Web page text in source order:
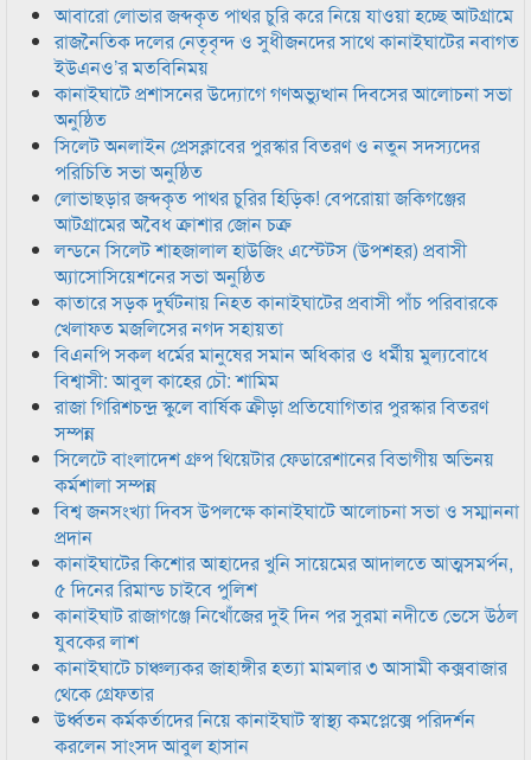
আবারো লোভার জব্দকৃত পাথর চুরি করে নিয়ে যাওয়া হচ্ছে আটগ্রামে
রাজনৈতিক দলের নেতৃবৃন্দ ও সুধীজনদের সাথে কানাইঘাটের নবাগত
ইউএনও’র মতবিনিময়
কানাইঘাটে প্রশাসনের উদ্যোগে গণঅভ্যুত্থান দিবসের আলোচনা সভা
অনুষ্ঠিত
সিলেট অনলাইন প্রেসক্লাবের পুরস্কার বিতরণ ও নতুন সদস্যদের
পরিচিতি সভা অনুষ্ঠিত
লোভাছড়ার জব্দকৃত পাথর চুরির হিড়িক! বেপরোয়া জকিগঞ্জের
আটগ্রামের অবৈধ ক্রাশার জোন চক্র
লন্ডনে সিলেট শাহজালাল হাউজিং এস্টেটস (উপশহর) প্রবাসী
অ্যাসোসিয়েশনের সভা অনুষ্ঠিত
কাতারে সড়ক দুর্ঘটনায় নিহত কানাইঘাটের প্রবাসী পাঁচ পরিবারকে
খেলাফত মজলিসের নগদ সহায়তা
বিএনপি সকল ধর্মের মানুষের সমান অধিকার ও ধর্মীয় মুল্যবোধে
বিশ্বাসী: আবুল কাহের চৌ: শামিম
রাজা গিরিশচন্দ্র স্কুলে বার্ষিক ক্রীড়া প্রতিযোগিতার পুরস্কার বিতরণ
সম্পন্ন
সিলেটে বাংলাদেশ গ্রুপ থিয়েটার ফেডারেশানের বিভাগীয় অভিনয়
কর্মশালা সম্পন্ন
বিশ্ব জনসংখ্যা দিবস উপলক্ষে কানাইঘাটে আলোচনা সভা ও সম্মাননা
প্রদান
কানাইঘাটের কিশোর আহাদের খুনি সায়েমের আদালতে আত্মসমর্পন,
৫ দিনের রিমান্ড চাইবে পুলিশ
কানাইঘাট রাজাগঞ্জে নিখোঁজের দুই দিন পর সুরমা নদীতে ভেসে উঠল
যুবকের লাশ
কানাইঘাটে চাঞ্চল্যকর জাহাঙ্গীর হত্যা মামলার ৩ আসামী কক্সবাজার
থেকে গ্রেফতার
উর্ধ্বতন কর্মকর্তাদের নিয়ে কানাইঘাট স্বাস্থ্য কমপ্লেক্সে পরিদর্শন
করলেন সাংসদ আবুল হাসান